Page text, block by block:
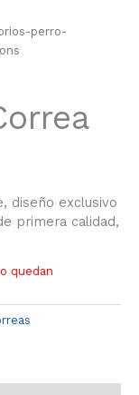
perro-
diseño exclusivo
primera calidad,
quedan